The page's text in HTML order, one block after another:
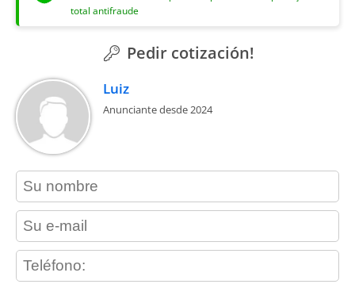
total antifraude
Pedir cotización!
Luiz
Anunciante desde 2024
contact_name
contact_email
contact_phone